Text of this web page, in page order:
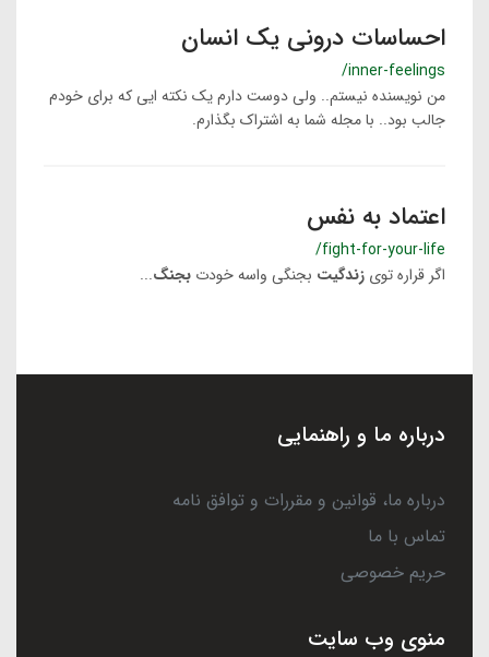
احساسات درونی یک انسان
/inner-feelings
من نویسنده نیستم.. ولی دوست دارم یک نکته ایی که برای خودم
جالب بود.. با مجله شما به اشتراک بگذارم.
اعتماد به نفس
/fight-for-your-life
اگر قراره توی زندگیت بجنگی واسه خودت بجنگ...
درباره ما و راهنمایی
درباره ما، قوانین و مقررات و توافق نامه
تماس با ما
حریم خصوصی
منوی وب سایت